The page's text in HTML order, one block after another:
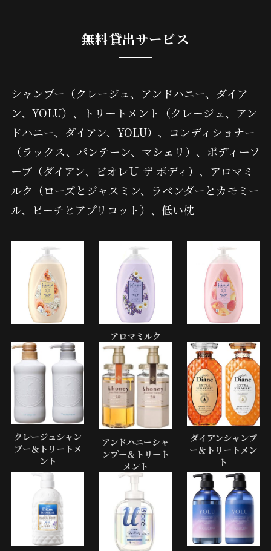
無料貸出サービス
シャンプー（クレージュ、アンドハニー、ダイア
ン、YOLU）、トリートメント（クレージュ、アン
ドハニー、ダイアン、YOLU）、コンディショナー
（ラックス、パンテーン、マシェリ）、ボディーソ
ープ（ダイアン、ビオレＵ ザ ボディ）、アロマミ
ルク（ローズとジャスミン、ラベンダーとカモミー
ル、ピーチとアプリコット）、低い枕
アロマミルク
クレージュシャン
プー＆トリートメ
ント
アンドハニーシャ
ンプー＆トリート
メント
ダイアンシャンプ
ー＆トリートメン
ト